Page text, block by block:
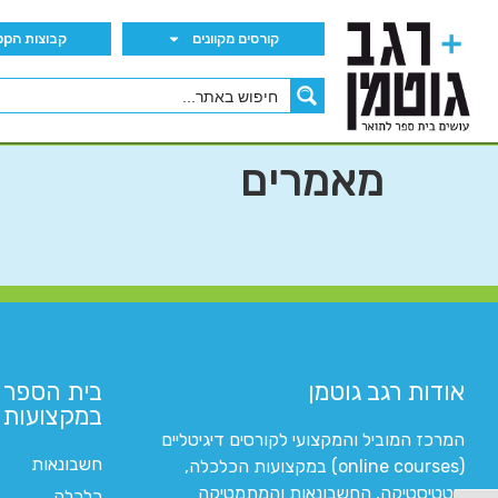
קורסים מקוונים קבוצות הWhatsApp
מאמרים
אודות רגב גוטמן
המרכז המוביל והמקצועי לקורסים דיגיטליים
(online courses) במקצועות הכלכלה,
סטטיסטיקה, החשבונאות והמתמטיקה
בית
במקצועות
חשבונאות